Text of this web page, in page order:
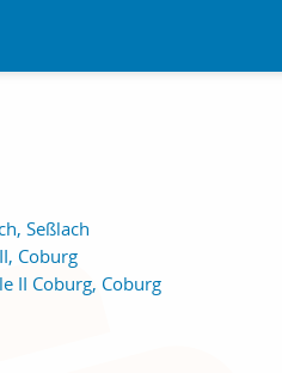
Seßlach
Coburg
II Coburg, Coburg